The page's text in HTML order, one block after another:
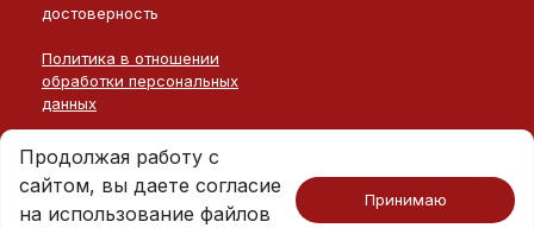
достоверность
Политика в отношении
обработки персональных
данных
Продолжая работу с
сайтом, вы даете согласие
на использование файлов
Принимаю